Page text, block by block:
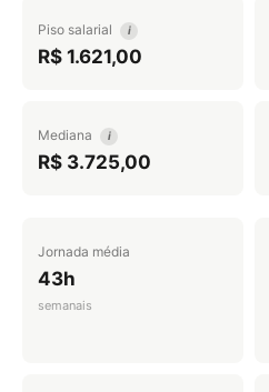
Piso salarial i
R$ 1.621,00
Mediana i
R$ 3.725,00
Jornada média
43h
semanais